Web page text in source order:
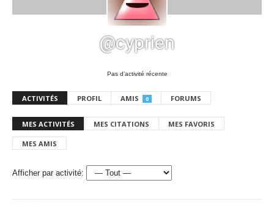
@cyprien
Pas d’activité récente
ACTIVITÉS PROFIL AMIS 0 FORUMS
MES ACTIVITÉS MES CITATIONS MES FAVORIS
MES AMIS
Afficher par activité: